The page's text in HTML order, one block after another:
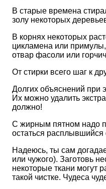
В старые времена
золу некоторых
В корнях некоторых
цикламена или
отвар фасоли или
От стирки всего шаг к
Долгих объяснений при
Их можно удалить
должно!
С жирным пятном надо
остаться расплывшийся
Надеюсь, ты сам
или чужого). Заготовь
некоторые ткани могут
такой чистке. Чудеса